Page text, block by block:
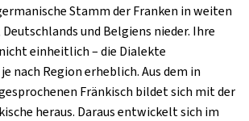
Stamm der Franken in weiten
und Belgiens nieder. Ihre
einheitlich – die Dialekte
nach Region erheblich. Aus dem in
Fränkisch bildet sich mit der
heraus. Daraus entwickelt sich im